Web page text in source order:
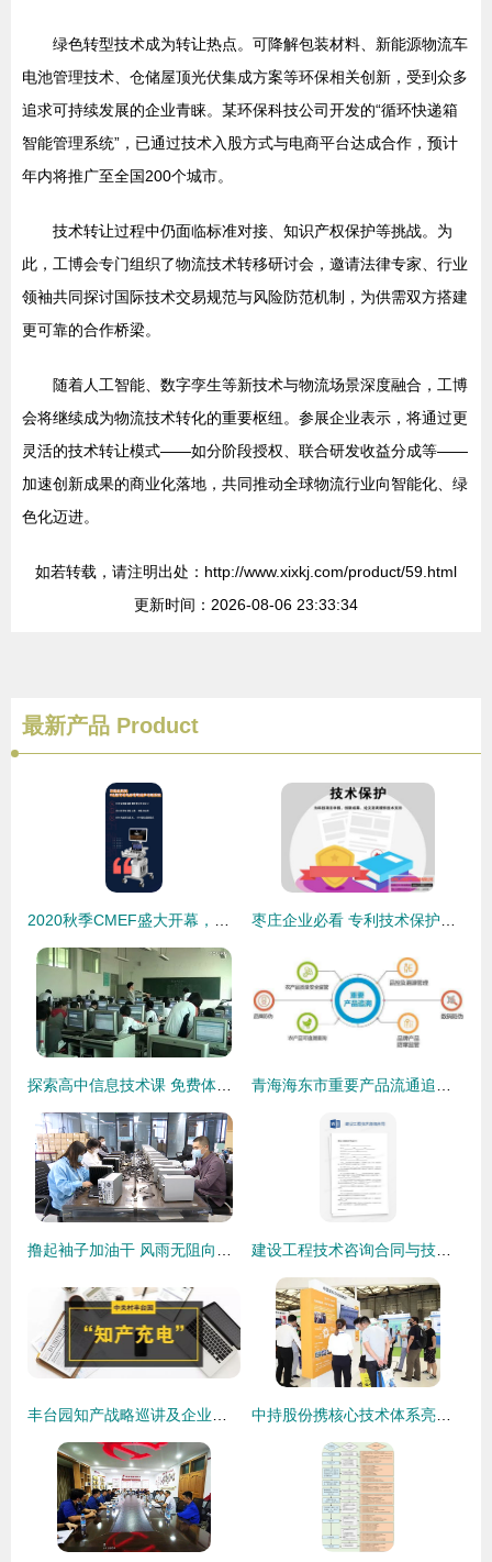
绿色转型技术成为转让热点。可降解包装材料、新能源物流车
电池管理技术、仓储屋顶光伏集成方案等环保相关创新，受到众多
追求可持续发展的企业青睐。某环保科技公司开发的“循环快递箱
智能管理系统”，已通过技术入股方式与电商平台达成合作，预计
年内将推广至全国200个城市。
技术转让过程中仍面临标准对接、知识产权保护等挑战。为
此，工博会专门组织了物流技术转移研讨会，邀请法律专家、行业
领袖共同探讨国际技术交易规范与风险防范机制，为供需双方搭建
更可靠的合作桥梁。
随着人工智能、数字孪生等新技术与物流场景深度融合，工博
会将继续成为物流技术转化的重要枢纽。参展企业表示，将通过更
灵活的技术转让模式——如分阶段授权、联合研发收益分成等——
加速创新成果的商业化落地，共同推动全球物流行业向智能化、绿
色化迈进。
如若转载，请注明出处：http://www.xixkj.com/product/59.html
更新时间：2026-08-06 23:33:34
最新产品 Product
2020秋季CMEF盛大开幕，安健科技携业界首创精品与技术亮相 枣庄企业必看 专利技术保护全攻略——走进汇川知识产权，在线咨询与技术交流助您安享创新成果
探索高中信息技术课 免费体验和技术交流推荐平台 青海海东市重要产品流通追溯系统六月前建成 技术输出态势显现
撸起袖子加油干 风雨无阻向前行 | 石家庄惠控电子科技 用活奖补资金 激活创新引擎 建设工程技术咨询合同与技术转让 关键要素与法律实务探讨
丰台园知产战略巡讲及企业专利应用工程师培训会圆满落幕，助推知识产权高质量发展 中持股份携核心技术体系亮相中国环博会，以硬核产品驱动环保技术革新